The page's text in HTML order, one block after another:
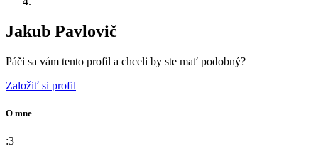
Jakub Pavlovič
Páči sa vám tento profil a chceli by ste mať podobný?
Založiť si profil
O mne
:3